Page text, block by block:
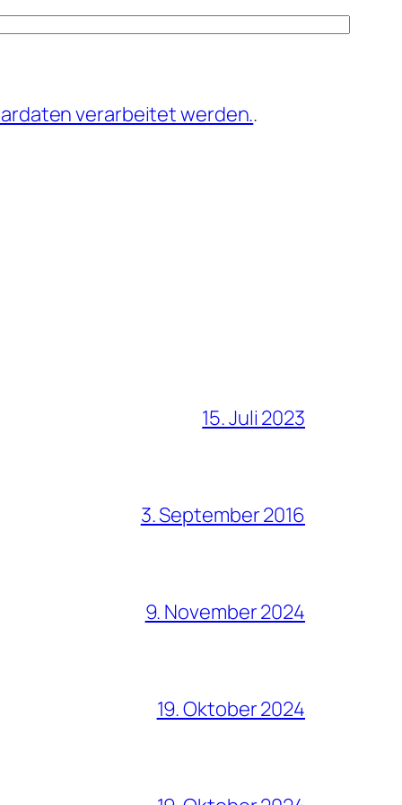
verarbeitet werden..
15. Juli 2023
3. September 2016
9. November 2024
19. Oktober 2024